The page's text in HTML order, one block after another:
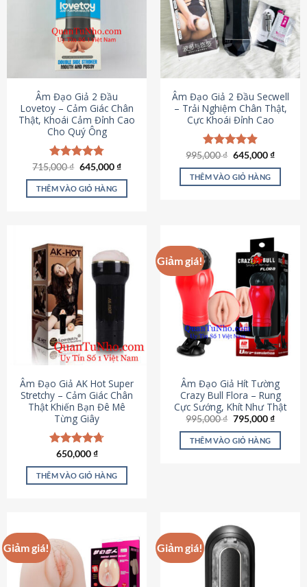
Âm Đạo Giả 2 Đầu
Lovetoy – Cảm Giác Chân
Thật, Khoái Cảm Đỉnh Cao
Cho Quý Ông
Được xếp
hạng4.79
5 sao
715,000₫ Giá
là:
715,000 ₫.
645,000₫Giá
tại
THÊM VÀO GIỎ HÀNG
Âm Đạo Giả 2 Đầu Secwell
– Trải Nghiệm Chân Thật,
Cực Khoái Đỉnh Cao
Được xếp
hạng4.88
5 sao
995,000₫ Giá
là:
995,000 ₫.
645,000₫Giá
tại
THÊM VÀO GIỎ HÀNG
Âm Đạo Giả AK Hot Super
Stretchy – Cảm Giác Chân
Thật Khiến Bạn Đê Mê
Từng Giây
Được xếp
hạng4.75
5 sao
650,000₫
THÊM VÀO GIỎ HÀNG
Giảm giá!
Âm Đạo Giả Hít Tường
Crazy Bull Flora – Rung
Cực Sướng, Khít Như Thật
995,000₫ Giá
là:
995,000 ₫.
795,000₫Giá
tại
THÊM VÀO GIỎ HÀNG
Giảm giá! Giảm giá!